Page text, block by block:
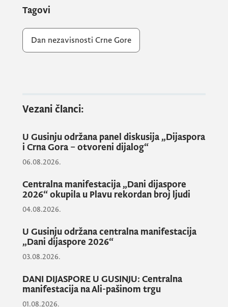
Na značaj 21. maja, najvažnijeg datuma
u Sloveniji iArben Jakupi
Tagovi
Dan nezavisnosti Crne Gore
Vezani članci:
U Gusinju održana panel diskusija „Dijaspora
i Crna Gora – otvoreni dijalog“
06.08.2026.
Centralna manifestacija „Dani dijaspore
2026“ okupila u Plavu rekordan broj ljudi
04.08.2026.
U Gusinju održana centralna manifestacija
„Dani dijaspore 2026“
03.08.2026.
DANI DIJASPORE U GUSINJU: Centralna
manifestacija na Ali-pašinom trgu
01.08.2026.